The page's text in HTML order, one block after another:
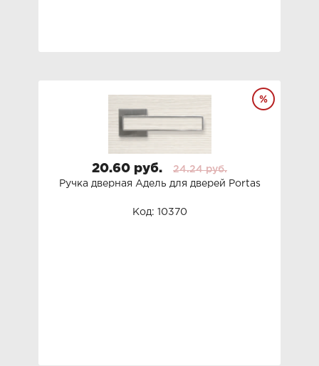
20.60 руб.
24.24 руб.
Ручка дверная Адель для дверей Portas
Код: 10370